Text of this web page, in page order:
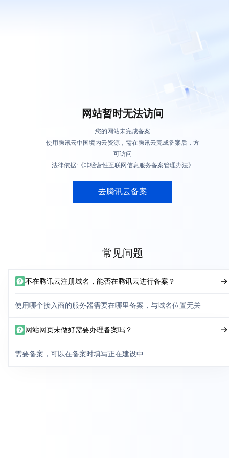
网站暂时无法访问
您的网站未完成备案
使用腾讯云中国境内云资源，需在腾讯云完成备案后，方
可访问
法律依据:《非经营性互联网信息服务备案管理办法》
去腾讯云备案
常见问题
不在腾讯云注册域名，能否在腾讯云进行备案？
使用哪个接入商的服务器需要在哪里备案，与域名位置无关
网站网页未做好需要办理备案吗？
需要备案，可以在备案时填写正在建设中